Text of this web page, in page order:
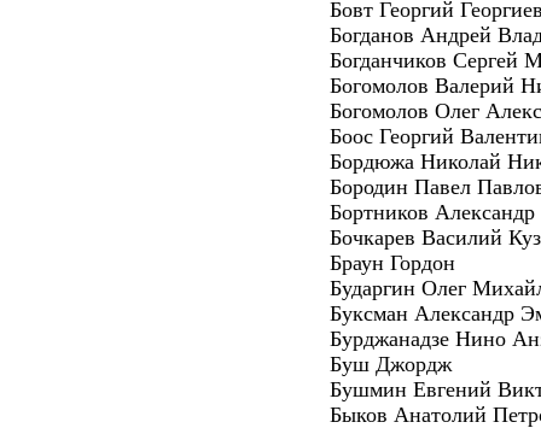
Бовт Георгий
Богданов Андрей
Богданчиков Сергей
Богомолов Валерий
Богомолов Олег
Боос Георгий
Бордюжа Николай
Бородин Павел
Бортников
Бочкарев Василий
Браун Гордон
Бударгин Олег
Буксман Александр
Бурджанадзе Нино
Буш Джордж
Бушмин Евгений
Быков Анатолий